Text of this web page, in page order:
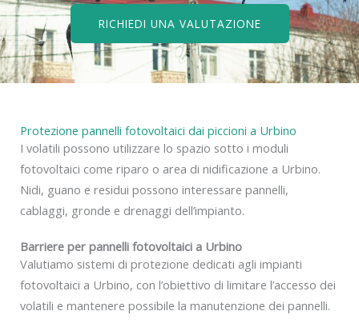
RICHIEDI UNA VALUTAZIONE
Protezione pannelli fotovoltaici dai piccioni a Urbino
I volatili possono utilizzare lo spazio sotto i moduli
fotovoltaici come riparo o area di nidificazione a Urbino.
Nidi, guano e residui possono interessare pannelli,
cablaggi, gronde e drenaggi dell’impianto.
Barriere per pannelli fotovoltaici a Urbino
Valutiamo sistemi di protezione dedicati agli impianti
fotovoltaici a Urbino, con l’obiettivo di limitare l’accesso dei
volatili e mantenere possibile la manutenzione dei pannelli.